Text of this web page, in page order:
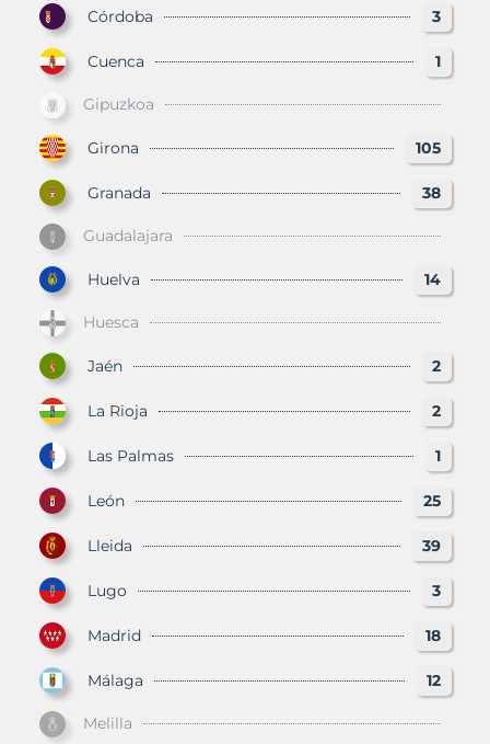
Córdoba 3
Cuenca 1
Gipuzkoa
Girona 105
Granada 38
Guadalajara
Huelva 14
Huesca
Jaén 2
La Rioja 2
Las Palmas 1
León 25
Lleida 39
Lugo 3
Madrid 18
Málaga 12
Melilla